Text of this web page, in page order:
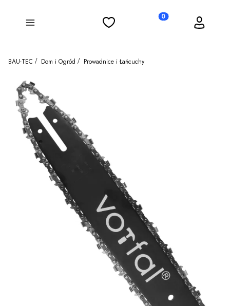
Menu Ulubione Produkty w koszyku:
Koszyk Zaloguj się
BAU-TEC Dom i Ogród Prowadnice i Łańcuchy